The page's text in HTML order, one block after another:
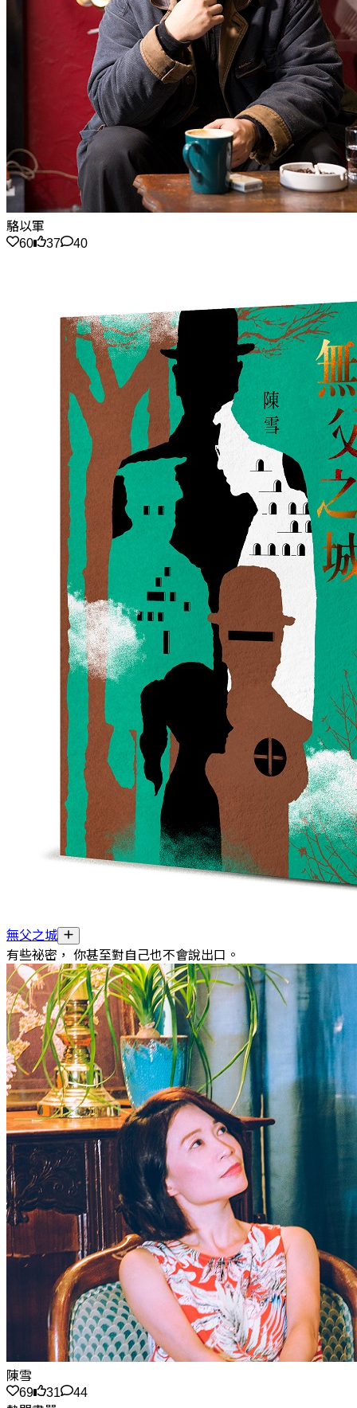
駱以軍
60
37 40
無父之城
有些祕密， 你甚至對自己也不會說出口。
陳雪
69
31
44